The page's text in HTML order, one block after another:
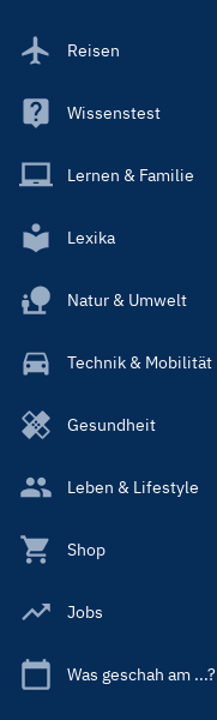
Reisen
Wissenstest
Lernen & Familie
Lexika
Natur & Umwelt
Technik & Mobilität
Gesundheit
Leben & Lifestyle
Shop
Jobs
Was geschah am ...?